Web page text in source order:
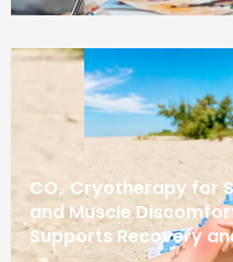
CO₂ Cryotherapy for
and Muscle
Supports Recovery